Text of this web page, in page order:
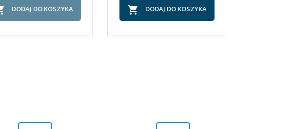
DODAJ DO KOSZYKA  DODAJ DO KOSZYKA